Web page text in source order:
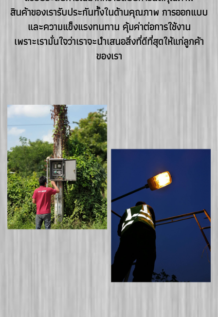
สินค้าของเรารับประกันทั้งในด้านคุณภาพ การออกแบบ
และความแข็งแรงทนทาน คุ้มค่าต่อการใช้งาน
เพราะเรามั่นใจว่าเราจะนำเสนอสิ่งที่ดีที่สุดให้แก่ลูกค้า
ของเรา